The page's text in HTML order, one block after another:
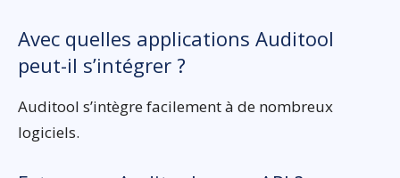
Avec quelles applications Auditool
peut-il s’intégrer ?
Auditool s’intègre facilement à de nombreux
logiciels.